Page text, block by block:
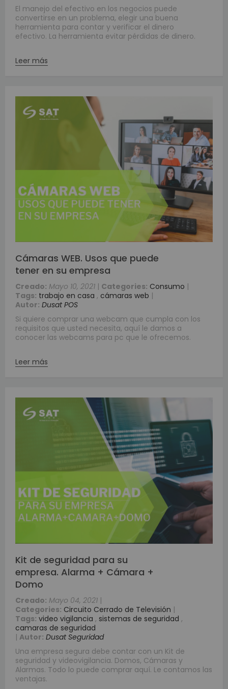
El manejo del efectivo en los negocios puede
convertirse en un problema, elegir una buena
herramienta para contar y verificar el dinero
efectivo. La herramienta evitar pérdidas de dinero.
Leer más
Cámaras WEB. Usos que puede
tener en su empresa
Creado: Mayo 10, 2021 | Categories: Consumo |
Tags: trabajo en casa , cámaras web |
Autor: Dusat POS
Si quiere comprar una webcam que cumpla con los
requisitos que usted necesita, aquí le damos a
conocer las webcams para pc que le ofrecemos.
Leer más
Kit de seguridad para su
empresa. Alarma + Cámara +
Domo
Creado: Mayo 04, 2021 |
Categories: Circuito Cerrado de Televisión |
Tags: video vigilancia , sistemas de seguridad ,
camaras de seguridad
| Autor: Dusat Seguridad
Una empresa segura debe contar con un Kit de
seguridad y videovigilancia. Domos, Cámaras y
Alarmas. Todo lo puede comprar aquí. Le contamos las
ventajas.